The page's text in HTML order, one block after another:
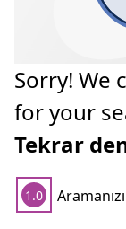
Sorry! We
for your
Tekrar
1.0